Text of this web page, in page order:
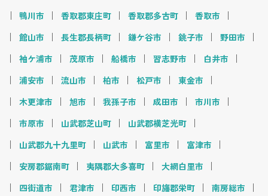
鴨川市 香取郡東庄町 香取郡多古町
香取市
館山市
長生郡長柄町 鎌ケ谷市 銚子市
野田市
袖ケ浦市
茂原市 船橋市 習志野市
白井市
浦安市
流山市 柏市 松戸市
東金市
木更津市
旭市 我孫子市 成田市
市川市
市原市
山武郡芝山町
山武郡横芝光町
山武郡九十九里町
山武市 富里市
富津市
安房郡鋸南町
夷隅郡大多喜町
大網白里市
四街道市
君津市 印西市 印旛郡栄町
南房総市